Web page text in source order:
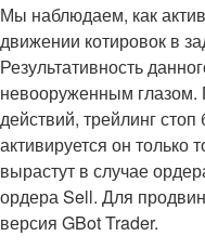
Мы наблюдаем, как
движении котировок в
Результативность
невооруженным
действий, трейлинг
активируется он только
вырастут в случае
ордера Sell. Для
версия GBot Trader.